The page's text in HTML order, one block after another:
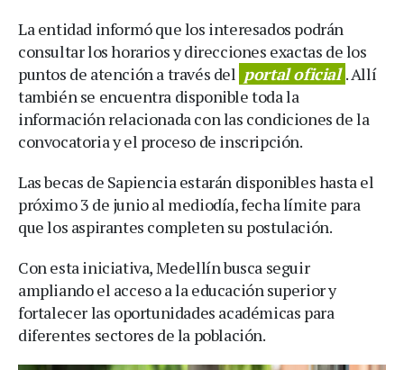
La entidad informó que los interesados podrán
consultar los horarios y direcciones exactas de los
puntos de atención a través del portal oficial . Allí
también se encuentra disponible toda la
información relacionada con las condiciones de la
convocatoria y el proceso de inscripción.
Las becas de Sapiencia estarán disponibles hasta el
próximo 3 de junio al mediodía, fecha límite para
que los aspirantes completen su postulación.
Con esta iniciativa, Medellín busca seguir
ampliando el acceso a la educación superior y
fortalecer las oportunidades académicas para
diferentes sectores de la población.